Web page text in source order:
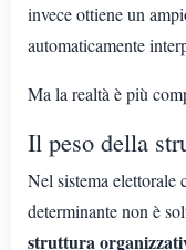
invece ottiene un
automaticamente
Ma la realtà è più
Il peso della
Nel sistema elettorale
determinante non è
struttura